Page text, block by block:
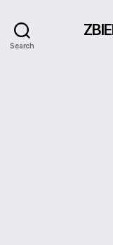
Search